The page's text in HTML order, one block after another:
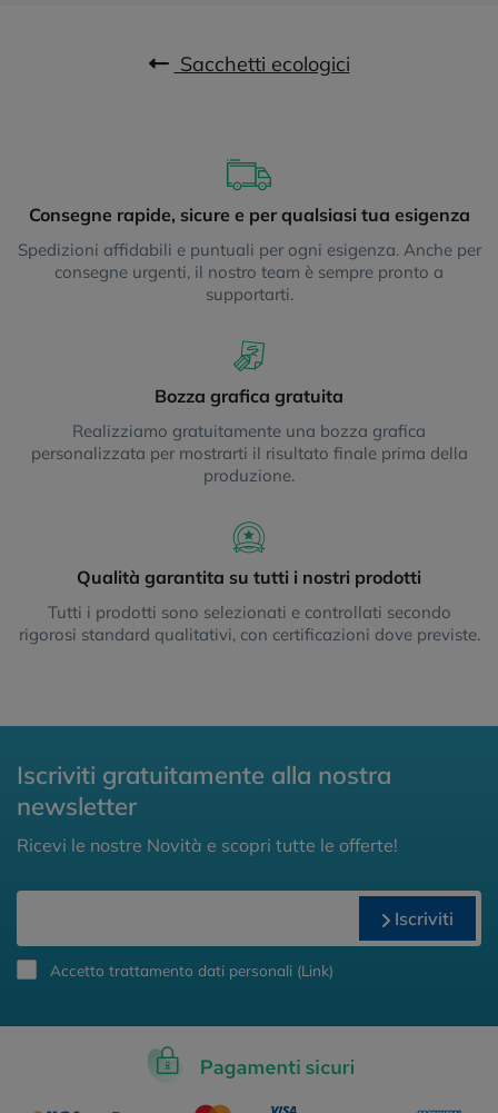
Sacchetti ecologici
Consegne rapide, sicure e per qualsiasi tua esigenza
Spedizioni affidabili e puntuali per ogni esigenza. Anche per
consegne urgenti, il nostro team è sempre pronto a
supportarti.
Bozza grafica gratuita
Realizziamo gratuitamente una bozza grafica
personalizzata per mostrarti il risultato finale prima della
produzione.
Qualità garantita su tutti i nostri prodotti
Tutti i prodotti sono selezionati e controllati secondo
rigorosi standard qualitativi, con certificazioni dove previste.
Iscriviti gratuitamente alla nostra
newsletter
Ricevi le nostre Novità e scopri tutte le offerte!
Iscriviti
Accetto trattamento dati personali (Link)